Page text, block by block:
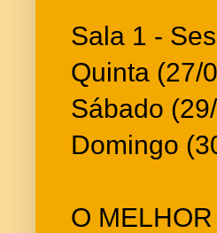
Sala 1 -
Quinta (27/
Sábado
Domingo
O